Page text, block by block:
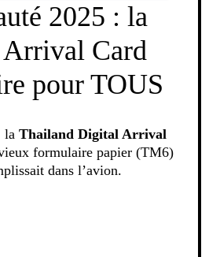
2025 : la
Card
pour TOUS
la Thailand Digital Arrival
formulaire papier (TM6)
dans l’avion.